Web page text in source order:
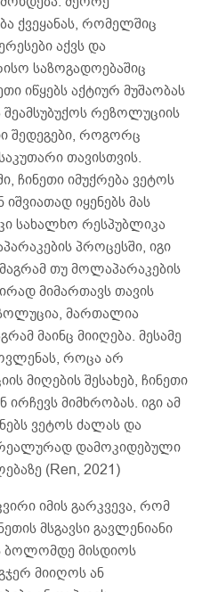
ქვეყანას, რომელშიც
აქვს და
საზოგადოებაშიც
იწყებს აქტიურ მუშაობას
რეზოლუციის
შედეგები, როგორც
თავისთვის.
ჩინეთი იმუქრება ვეტოს
იყენებს მას
სახალხო რესპუბლიკა
პროცესში, იგი
თუ მოლაპარაკების
მიმართავს თავის
მართალია
მაინც მიიღება. მესამე
როცა არ
მიღების შესახებ, ჩინეთი
ირჩევს მიმხრობას. იგი ამ
ვეტოს ძალას და
დამოკიდებული
(Ren, 2021)
იმის გარკვევა, რომ
მსგავსი გავლენიანი
ბოლომდე მისდიოს
მიიღოს ან